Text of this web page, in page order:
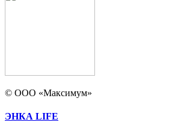
© ООО «Максимум»
ЭНКА LIFE